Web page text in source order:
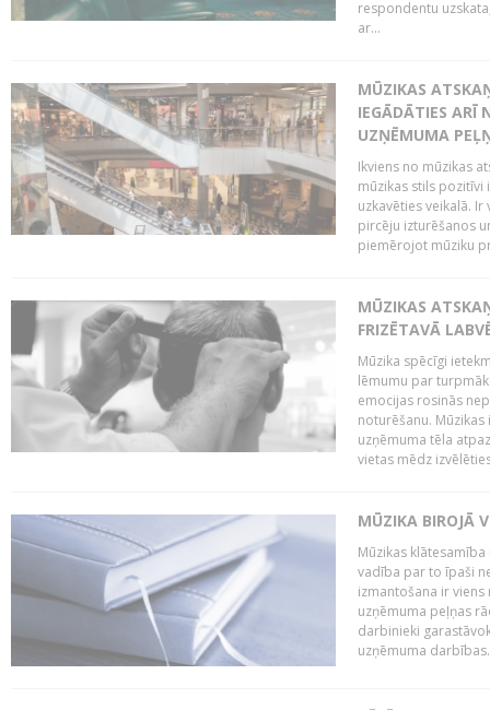
respondentu
ar...
MŪZIKAS
IEGĀDĀTIES ARĪ
UZŅĒMUMA
Ikviens no mūzikas
mūzikas stils pozitīvi
uzkavēties veikalā.
pircēju izturēšanos
piemērojot mūziku
MŪZIKAS
FRIZĒTAVĀ
Mūzika spēcīgi
lēmumu par
emocijas rosinās
noturēšanu.
uzņēmuma tēla
vietas mēdz
MŪZIKA BIROJĀ
Mūzikas
vadība par to īpaši
izmantošana ir
uzņēmuma peļņas
darbinieki
uzņēmuma